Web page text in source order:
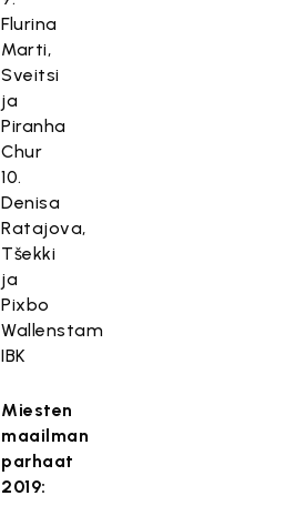
Flurina
Marti,
Sveitsi
ja
Piranha
Chur
10.
Denisa
Ratajova,
Tšekki
ja
Pixbo
Wallenstam
IBK
Miesten
maailman
parhaat
2019: